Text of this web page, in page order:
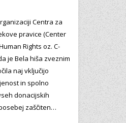
Centra za
pravice (Center
Rights oz. C-
je Bela hiša zveznim
naj vključijo
in spolno
donacijskih
zaščiten…